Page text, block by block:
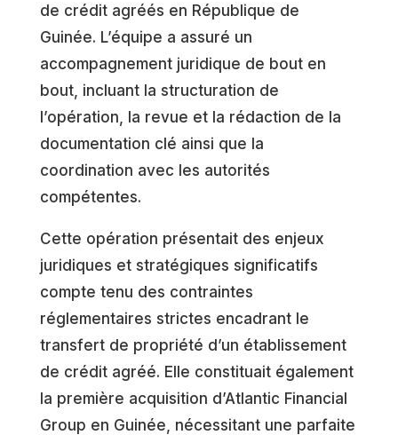
de crédit agréés en République de
Guinée. L’équipe a assuré un
accompagnement juridique de bout en
bout, incluant la structuration de
l’opération, la revue et la rédaction de la
documentation clé ainsi que la
coordination avec les autorités
compétentes.
Cette opération présentait des enjeux
juridiques et stratégiques significatifs
compte tenu des contraintes
réglementaires strictes encadrant le
transfert de propriété d’un établissement
de crédit agréé. Elle constituait également
la première acquisition d’Atlantic Financial
Group en Guinée, nécessitant une parfaite